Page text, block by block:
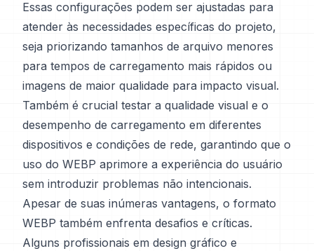
Essas configurações podem ser ajustadas para
atender às necessidades específicas do projeto,
seja priorizando tamanhos de arquivo menores
para tempos de carregamento mais rápidos ou
imagens de maior qualidade para impacto visual.
Também é crucial testar a qualidade visual e o
desempenho de carregamento em diferentes
dispositivos e condições de rede, garantindo que o
uso do WEBP aprimore a experiência do usuário
sem introduzir problemas não intencionais.
Apesar de suas inúmeras vantagens, o formato
WEBP também enfrenta desafios e críticas.
Alguns profissionais em design gráfico e